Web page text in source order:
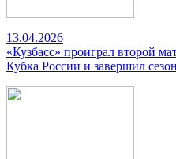
13.04.2026
«Кузбасс» проиграл второй
Кубка России и завершил